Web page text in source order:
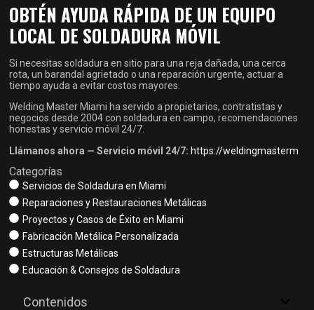
Categorías
Servicios de Soldadura en Miami
Reparaciones y Restauraciones Metálicas
Proyectos y Casos de Éxito en Miami
Fabricación Metálica Personalizada
Estructuras Metálicas
Educación & Consejos de Soldadura
Contenidos
OBTÉN AYUDA RÁPIDA DE UN EQUIPO
LOCAL DE SOLDADURA MÓVIL
Si necesitas soldadura en sitio para una reja dañada, una cerca
rota, un barandal agrietado o una reparación urgente, actuar a
tiempo ayuda a evitar costos mayores.
Welding Master Miami ha servido a propietarios, contratistas y
negocios desde 2004 con soldadura en campo, recomendaciones
honestas y servicio móvil 24/7.
Llámanos ahora — Servicio móvil 24/7: https://weldingmasterm